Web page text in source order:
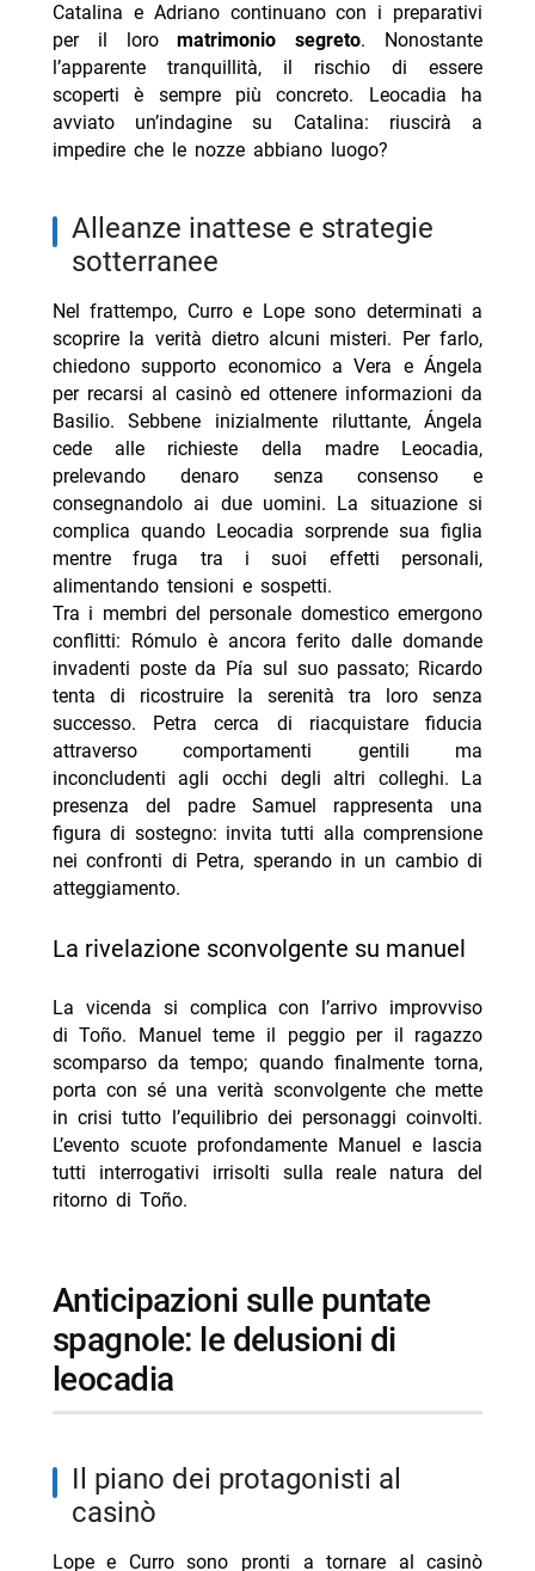
Catalina e Adriano continuano con i preparativi
per il loromatrimonio segreto. Nonostante
l’apparente tranquillità, il rischio di essere
scoperti è sempre più concreto. Leocadia ha
avviato un’indagine su Catalina: riuscirà a
impedire che le nozze abbiano luogo?
alleanze inattese e strategie
sotterranee
Nel frattempo, Curro e Lope sono determinati a
scoprire la verità dietro alcuni misteri. Per farlo,
chiedono supporto economico a Vera e Ángela
per recarsi al casinò ed ottenere informazioni da
Basilio. Sebbene inizialmente riluttante, Ángela
cede alle richieste della madre Leocadia,
prelevando denaro senza consenso e
consegnandolo ai due uomini. La situazione si
complica quando Leocadia sorprende sua figlia
mentre fruga tra i suoi effetti personali,
alimentando tensioni e sospetti.
Tra i membri del personale domestico emergono
conflitti: Rómulo è ancora ferito dalle domande
invadenti poste da Pía sul suo passato; Ricardo
tenta di ricostruire la serenità tra loro senza
successo. Petra cerca di riacquistare fiducia
attraverso comportamenti gentili ma
inconcludenti agli occhi degli altri colleghi. La
presenza del padre Samuel rappresenta una
figura di sostegno: invita tutti alla comprensione
nei confronti di Petra, sperando in un cambio di
atteggiamento.
la rivelazione sconvolgente su manuel
La vicenda si complica con l’arrivo improvviso
di Toño. Manuel teme il peggio per il ragazzo
scomparso da tempo; quando finalmente torna,
porta con sé una verità sconvolgente che mette
in crisi tutto l’equilibrio dei personaggi coinvolti.
L’evento scuote profondamente Manuel e lascia
tutti interrogativi irrisolti sulla reale natura del
ritorno di Toño.
anticipazioni sulle puntate
spagnole: le delusioni di
leocadia
il piano dei protagonisti al
casinò
Lope e Curro sono pronti a tornare al casinò